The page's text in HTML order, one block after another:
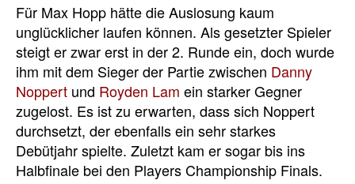
Für Max Hopp hätte die Auslosung kaum
unglücklicher laufen können. Als gesetzter Spieler
steigt er zwar erst in der 2. Runde ein, doch wurde
ihm mit dem Sieger der Partie zwischen Danny
Noppert und Royden Lam ein starker Gegner
zugelost. Es ist zu erwarten, dass sich Noppert
durchsetzt, der ebenfalls ein sehr starkes
Debütjahr spielte. Zuletzt kam er sogar bis ins
Halbfinale bei den Players Championship Finals.